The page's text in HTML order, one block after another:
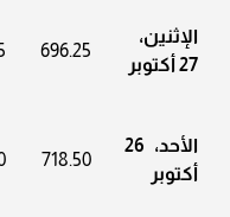
الإثنين،
27 أكتوبر
696.25
الأحد، 26
أكتوبر
718.50